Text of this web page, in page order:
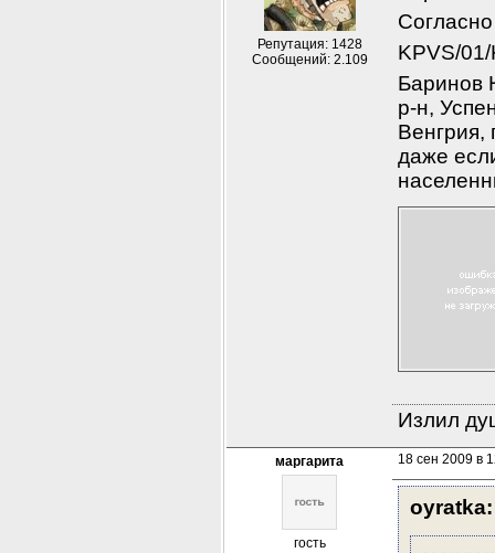
Репутация: 1428
Сообщений: 2.109
KPVS/
Баринов
р-н,
Венгрия,
даже
Излил
маргарита
гость
18 сен 2009 в
oyratka: